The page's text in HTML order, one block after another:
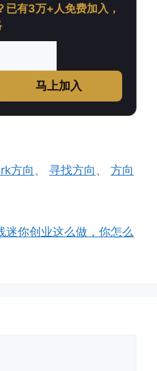
已有3万+人免费加入，
马上加入
方向 、寻找方向 、方向
迷你创业这么做，你怎么